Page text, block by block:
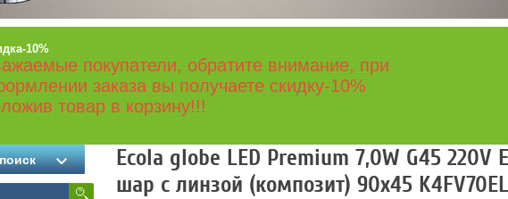
10%
покупатели, обратите внимание, при
заказа вы получаете скидку-10%
товар в корзину!!!
Ecola globe LED Premium 7,0W G45 220V
шар с линзой (композит) 90x45